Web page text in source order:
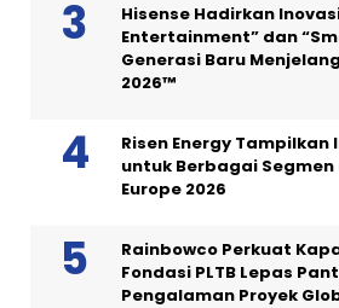
Hisense Hadirkan
Entertainment” dan
Generasi Baru
2026™
Risen Energy Tampilkan
untuk Berbagai
Europe 2026
Rainbowco Perkuat
Fondasi PLTB Lepas
Pengalaman Proyek